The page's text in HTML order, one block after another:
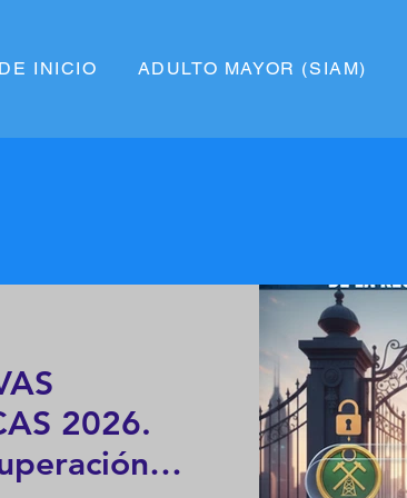
INICIO ADULTO MAYOR (SIAM)
2026.